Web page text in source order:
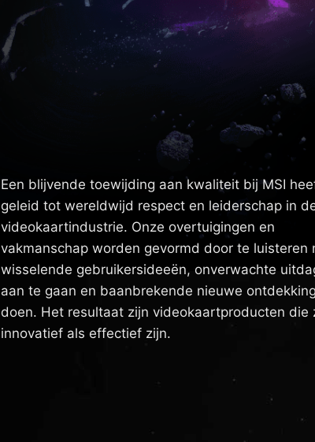
Een blijvende toewijding aan kwaliteit bij MSI
geleid tot wereldwijd respect en leiderschap in
videokaartindustrie. Onze overtuigingen en
vakmanschap worden gevormd door te luisteren
wisselende gebruikersideeën, onverwachte
aan te gaan en baanbrekende nieuwe
doen. Het resultaat zijn videokaartproducten die
innovatief als effectief zijn.